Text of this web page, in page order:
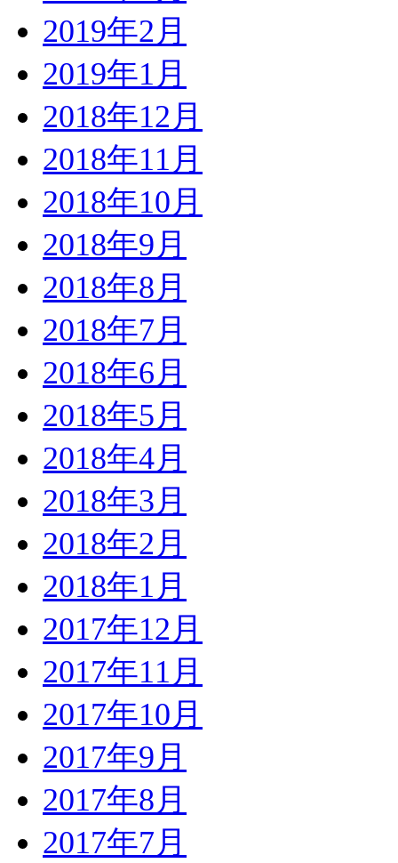
2019年2月
2019年1月
2018年12月
2018年11月
2018年10月
2018年9月
2018年8月
2018年7月
2018年6月
2018年5月
2018年4月
2018年3月
2018年2月
2018年1月
2017年12月
2017年11月
2017年10月
2017年9月
2017年8月
2017年7月